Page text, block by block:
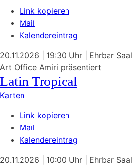
Link kopieren
Mail
Kalendereintrag
20.11.2026 | 19:30 Uhr
Ehrbar Saal
Art Office Amiri präsentiert
Latin Tropical
Karten
Link kopieren
Mail
Kalendereintrag
20.11.2026 | 10:00 Uhr
Ehrbar Saal